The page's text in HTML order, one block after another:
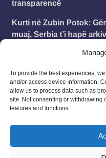
To provide the best experiences,
and/or access device information.
allow us to process data such as
site. Not consenting or withdrawing
features and functions.
transparencë
Kurti në Zubin Potok:
muaj, Serbia t’i hapë
Leonard on
2025 – 2026
18/08/2025